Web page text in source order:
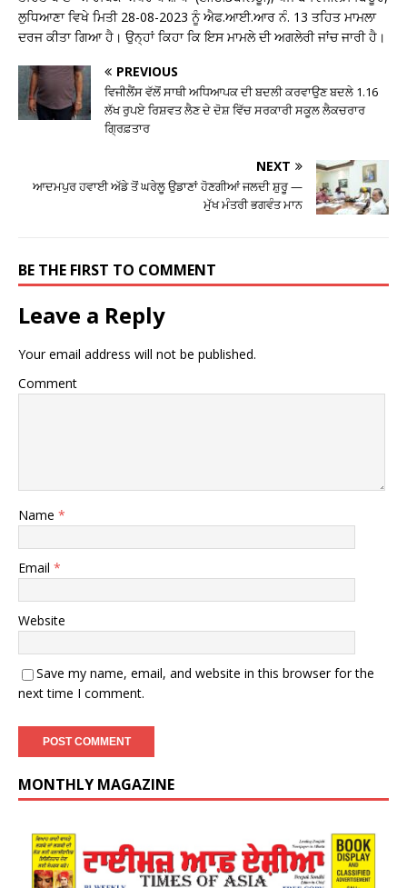
ਲੁਧਿਆਣਾ ਵਿਖੇ ਮਿਤੀ 28-08-2023 ਨੂੰ ਐਫ.ਆਈ.ਆਰ ਨੰ. 13 ਤਹਿਤ ਮਾਮਲਾ
ਦਰਜ ਕੀਤਾ ਗਿਆ ਹੈ। ਉਨ੍ਹਾਂ ਕਿਹਾ ਕਿ ਇਸ ਮਾਮਲੇ ਦੀ ਅਗਲੇਰੀ ਜਾਂਚ ਜਾਰੀ ਹੈ।
PREVIOUS
ਵਿਜੀਲੈਂਸ ਵੱਲੋਂ ਸਾਥੀ ਅਧਿਆਪਕ ਦੀ ਬਦਲੀ ਕਰਵਾਉਣ ਬਦਲੇ 1.16
ਲੱਖ ਰੁਪਏ ਰਿਸ਼ਵਤ ਲੈਣ ਦੇ ਦੋਸ਼ ਵਿੱਚ ਸਰਕਾਰੀ ਸਕੂਲ ਲੈਕਚਰਾਰ
ਗ੍ਰਿਫ਼ਤਾਰ
NEXT
ਆਦਮਪੁਰ ਹਵਾਈ ਅੱਡੇ ਤੋਂ ਘਰੇਲੂ ਉਡਾਣਾਂ ਹੋਣਗੀਆਂ ਜਲਦੀ ਸ਼ੁਰੂ —
ਮੁੱਖ ਮੰਤਰੀ ਭਗਵੰਤ ਮਾਨ
BE THE FIRST TO COMMENT
Leave a Reply
Your email address will not be published.
Comment
Name *
Email *
Website
Save my name, email, and website in this browser for the
next time I comment.
MONTHLY MAGAZINE